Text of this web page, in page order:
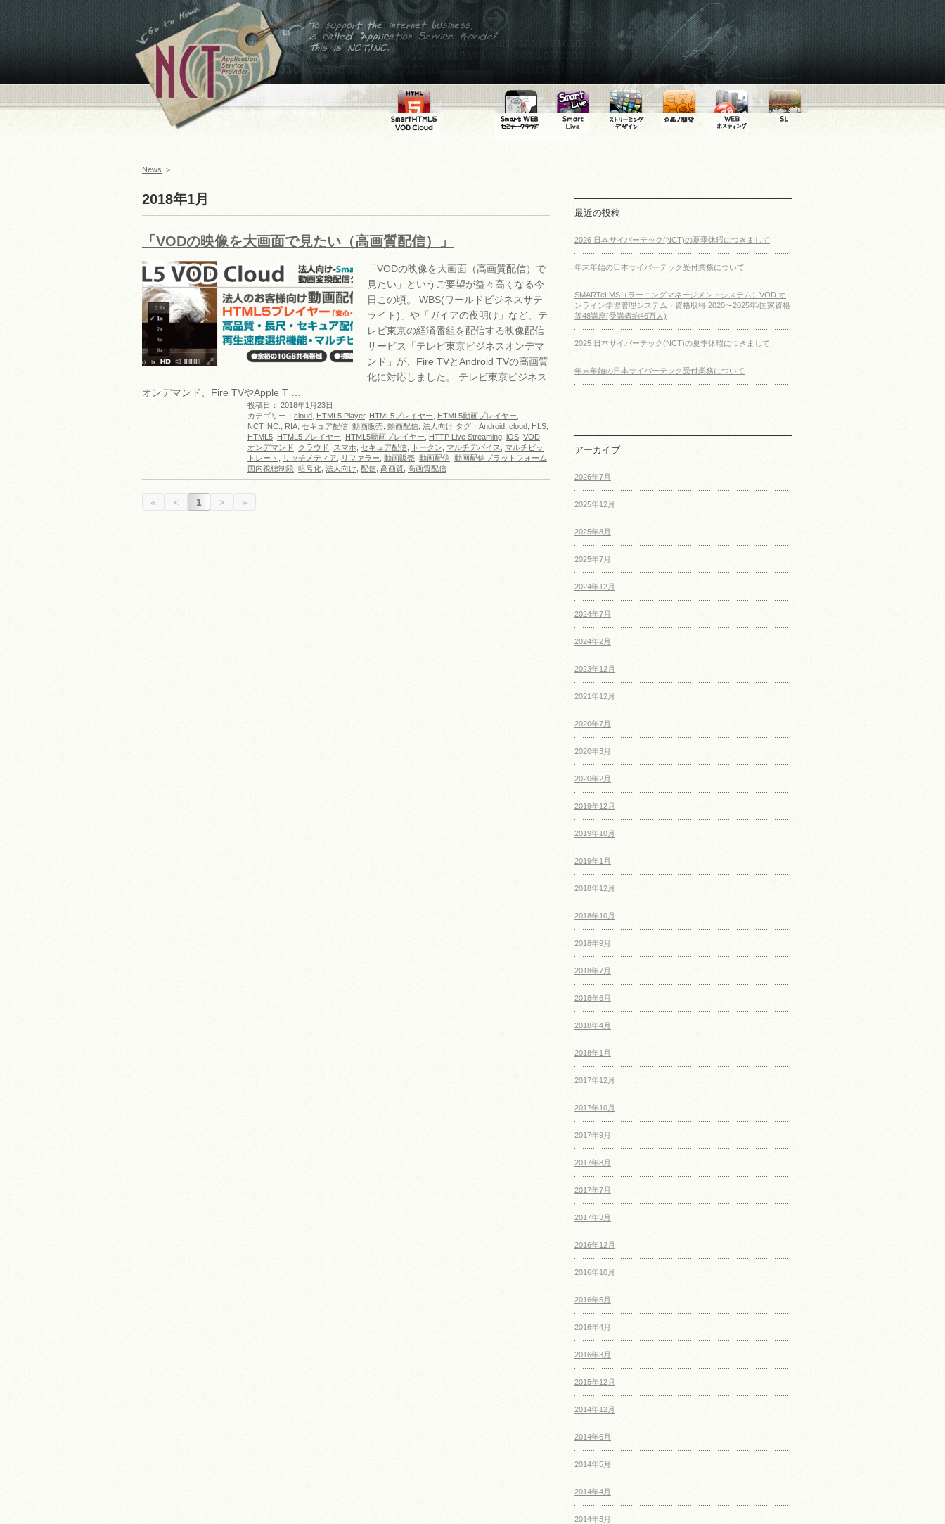
←ホームへ
To support the internet
business,is called
Application Service
Provider This is
NCT,INC.
SmartHTML5
VOD Cloud
WEBセミナ
ークラウド
システム
マルチデバ
イス向けラ
イブ配信
ストリーミ
ングデザイ
ン
WEB・
SMARTPHONE・
TABLET・
MOBILE・
WEB専用ホ
スティング
セカンドラ
イフ
News >
2018年1月
「VODの映像を大画面で見たい（高画質配信）」
「VODの映像を大画面（高画質配信）で
見たい」というご要望が益々高くなる今
日この頃。 WBS(ワールドビジネスサテ
ライト)」や「ガイアの夜明け」など、テ
レビ東京の経済番組を配信する映像配信
サービス「テレビ東京ビジネスオンデマ
ンド」が、Fire TVとAndroid TVの高画質
化に対応しました。 テレビ東京ビジネス
オンデマンド、Fire TVやApple T …
投稿日：
2018年1月23日
カテゴリー： cloud HTML5 Player, HTML5プレイヤー HTML5動画プレイヤー
NCT,INC.
RIA セキュア配信 動画販売 動画配信 法人向け タグ： Android cloud HLS
HTML5 HTML5プレイヤー HTML5動画プレイヤー HTTP Live Streaming iOS VOD
オンデマンド
クラウド スマホ セキュア配信 トークン マルチデバイス
マルチビッ
トレート
リッチメディア リファラー 動画販売 動画配信 動画配信プラットフォーム
国内視聴制限 暗号化 法人向け 配信 高画質 高画質配信
« < 1 > »
最近の投稿
2026 日本サイバーテック(NCT)の夏季休暇につきまして
年末年始の日本サイバーテック受付業務について
SMARTeLMS（ラーニングマネージメントシステム）VOD オ
ンライン学習管理システム・資格取得 2020〜2025年/国家資格
等48講座(受講者約46万人)
2025 日本サイバーテック(NCT)の夏季休暇につきまして
年末年始の日本サイバーテック受付業務について
アーカイブ
2026年7月
2025年12月
2025年8月
2025年7月
2024年12月
2024年7月
2024年2月
2023年12月
2021年12月
2020年7月
2020年3月
2020年2月
2019年12月
2019年10月
2019年1月
2018年12月
2018年10月
2018年9月
2018年7月
2018年6月
2018年4月
2018年1月
2017年12月
2017年10月
2017年9月
2017年8月
2017年7月
2017年3月
2016年12月
2016年10月
2016年5月
2016年4月
2016年3月
2015年12月
2014年12月
2014年6月
2014年5月
2014年4月
2014年3月